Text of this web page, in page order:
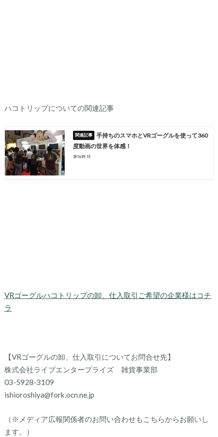
ハコトリップについての関連記事
手持ちのスマホとVRゴーグルを使って360
度動画の世界を体感！
2016.09.13
VRゴーグルハコトリップの卸、仕入取引ご希望の企業様はコチ
ラ
【VRゴーグルの卸、仕入取引についてお問合せ先】
株式会社ライブエンタープライズ 雑貨事業部
03-5928-3109
ishioroshiya@fork.ocn.ne.jp
（※メディア広報関係者のお問い合わせもこちらからお願いし
ます。）